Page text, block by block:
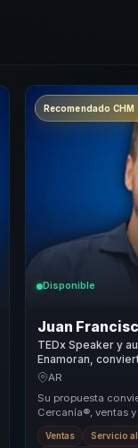
Recomendado CHM
Disponible
Juan
TEDx Speaker y
Enamoran,
Cercanía® en
AR
Su propuesta
Cercanía®, ventas
conversación
servicios, h...
Ventas Servicio